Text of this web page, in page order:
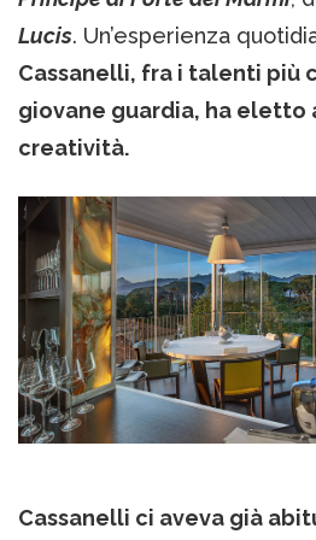
Lucis. Un’esperienza
Cassanelli, fra i talenti più
giovane guardia, ha eletto
creatività.
Cassanelli ci aveva già